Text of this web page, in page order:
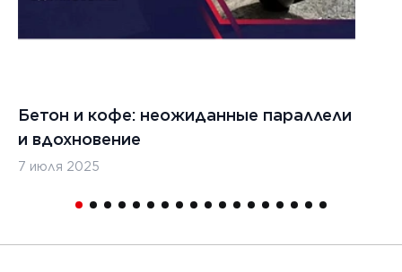
обслуживание
бетоноукладчиков
ЧИТАТЬ
Бетон и кофе: неожиданные параллели
и вдохновение
7 июля 2025